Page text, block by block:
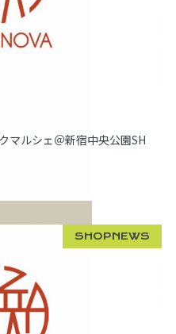
マルシェ＠新宿中央公園SH
SHOPNEWS